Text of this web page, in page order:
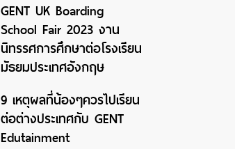
GENT UK Boarding
School Fair 2023 งาน
นิทรรศการศึกษาต่อโรงเรียน
มัธยมประเทศอังกฤษ
9 เหตุผลที่น้องๆควรไปเรียน
ต่อต่างประเทศกับ GENT
Edutainment